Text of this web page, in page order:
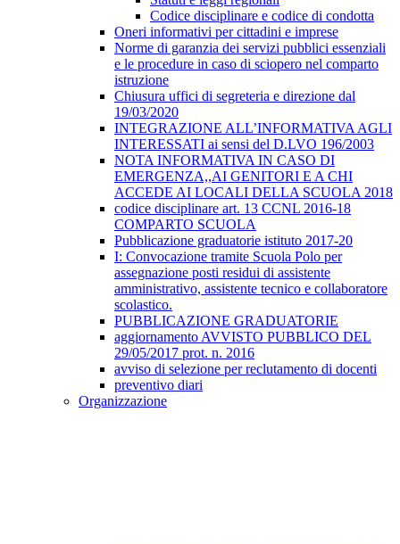
Codice disciplinare e codice di condotta
Oneri informativi per cittadini e imprese
Norme di garanzia dei servizi pubblici essenziali
e le procedure in caso di sciopero nel comparto
istruzione
Chiusura uffici di segreteria e direzione dal
19/03/2020
INTEGRAZIONE ALL’INFORMATIVA AGLI
INTERESSATI ai sensi del D.LVO 196/2003
NOTA INFORMATIVA IN CASO DI
EMERGENZA,,AI GENITORI E A CHI
ACCEDE AI LOCALI DELLA SCUOLA 2018
codice disciplinare art. 13 CCNL 2016-18
COMPARTO SCUOLA
Pubblicazione graduatorie istituto 2017-20
I: Convocazione tramite Scuola Polo per
assegnazione posti residui di assistente
amministrativo, assistente tecnico e collaboratore
scolastico.
PUBBLICAZIONE GRADUATORIE
aggiornamento AVVISTO PUBBLICO DEL
29/05/2017 prot. n. 2016
avviso di selezione per reclutamento di docenti
preventivo diari
Organizzazione